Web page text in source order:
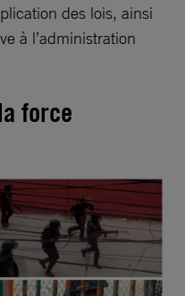
des lois, ainsi
à l’administration
force